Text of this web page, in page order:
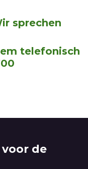
sprechen
telefonisch
de